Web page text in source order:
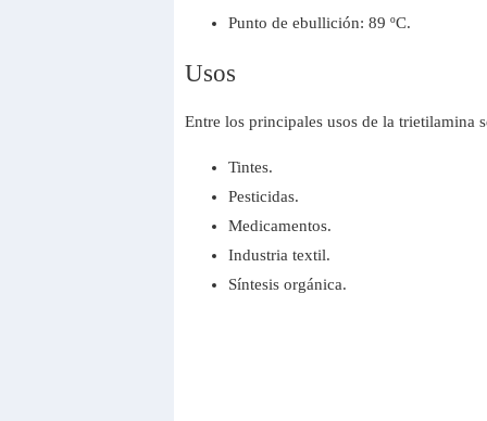
Punto de ebullición: 89 ºC.
Usos
Entre los principales usos de la trietilamina
Tintes.
Pesticidas.
Medicamentos.
Industria textil.
Síntesis orgánica.